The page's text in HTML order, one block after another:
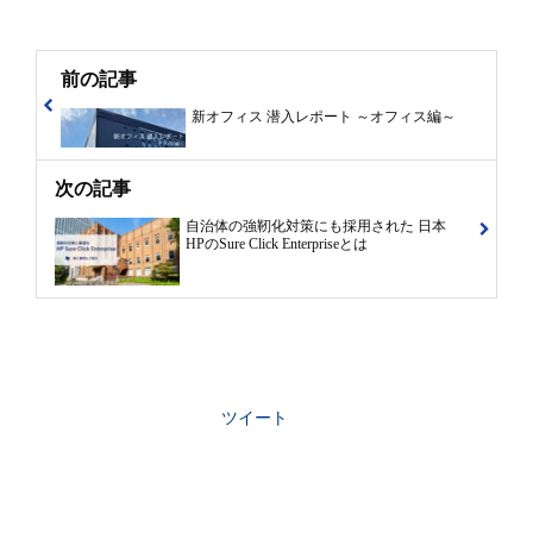
前の記事
新オフィス 潜入レポート ～オフィス編～
次の記事
自治体の強靭化対策にも採用された 日本
HPのSure Click Enterpriseとは
ツイート